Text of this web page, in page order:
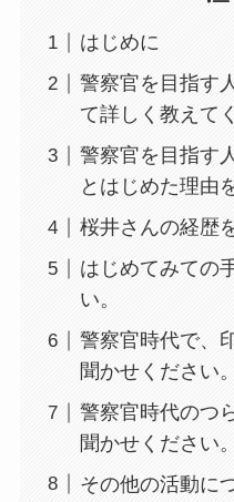
はじめに
警察官を目指す
て詳しく教えて
警察官を目指す
とはじめた理由
桜井さんの経歴
はじめてみての
い。
警察官時代で、
聞かせください。
警察官時代のつ
聞かせください。
その他の活動に